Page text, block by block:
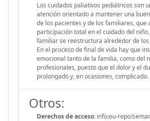
Los cuidados paliativos pediátricos son
atención orientado a mantener una
de los pacientes y de los familiares, que
participación total en el cuidado del
familiar se reestructura alrededor de
En el proceso de final de vida hay que
emocional tanto de la familia, como del
profesionales, puesto que el dolor y el
prolongado y, en ocasiones, complicado.
Otros:
Derechos de acceso: info:eu-repo/